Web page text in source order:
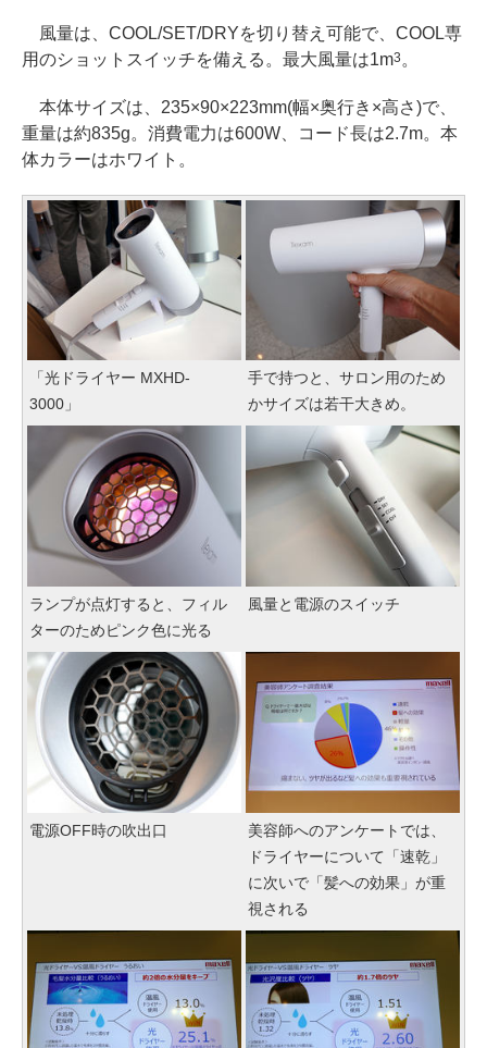
風量は、COOL/SET/DRYを切り替え可能で、COOL専
用のショットスイッチを備える。最大風量は1m3 。
本体サイズは、235×90×223mm(幅×奥行き×高さ)で、
重量は約835g。消費電力は600W、コード長は2.7m。本
体カラーはホワイト。
「光ドライヤー MXHD-
3000」
手で持つと、サロン用のため
かサイズは若干大きめ。
ランプが点灯すると、フィル
ターのためピンク色に光る
風量と電源のスイッチ
電源OFF時の吹出口
美容師へのアンケートでは、
ドライヤーについて「速乾」
に次いで「髪への効果」が重
視される